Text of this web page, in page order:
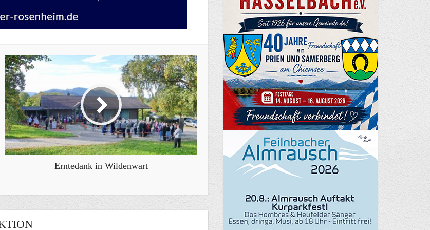
Erntedank in Wildenwart